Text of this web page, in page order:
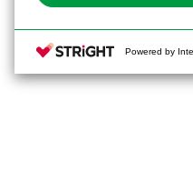
Powered by